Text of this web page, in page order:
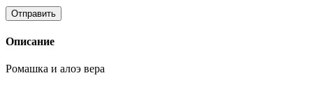
Описание
Ромашка и алоэ вера